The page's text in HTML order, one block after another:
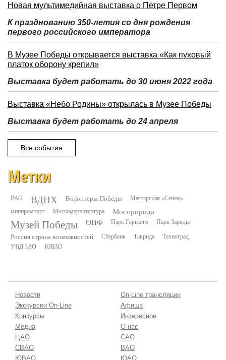
Новая мультимедийная выставка о Петре Первом
К празднованию 350-летия со дня рождения
первого российского императора
В Музее Победы открывается выставка «Как пуховый
платок оборону крепил»
Выставка будет работать до 30 июня 2022 года
Выставка «Небо Родины» открылась в Музее Победы
Выставка будет работать до 24 апреля
Все события
Метки
ВАО ВДНХ Волонтёры Победы
Мастерская «Сенеж»
минпромторг
Москомархитектура Мосприрода
Музей Победы ОНФ Парк Горького Парк Зарядье
Россия страна возможностей Сбербанк Таврида
Техноград
УВД ЗАО
ЮВАО
Новости
On-Line трансляции
Экскурсии On-Line
Афиша
Конкурсы
Интересное
Медиа
О нас
ЦАО
САО
СВАО
ВАО
ЮВАО
ЮАО